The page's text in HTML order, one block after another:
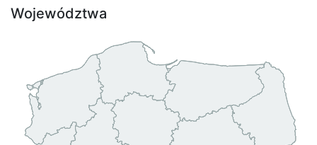
Województwa